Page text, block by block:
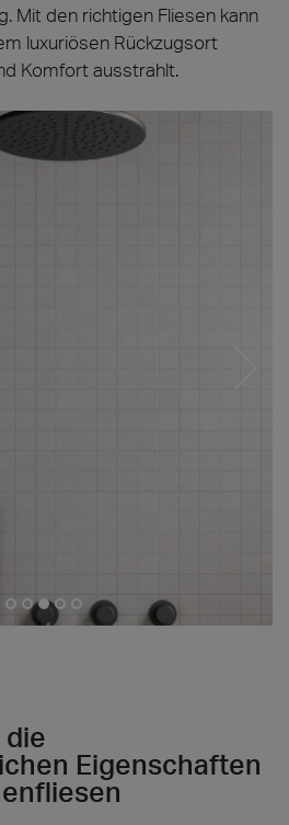
Mit den richtigen Fliesen kann
luxuriösen Rückzugsort
Komfort ausstrahlt.
die
Eigenschaften